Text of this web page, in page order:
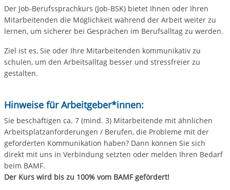
Der Job-Berufssprachkurs (Job-BSK) bietet Ihnen oder Ihren
Mitarbeitenden die Möglichkeit während der Arbeit weiter zu
lernen, um sicherer bei Gesprächen im Berufsalltag zu werden.
Ziel ist es, Sie oder Ihre Mitarbeitenden kommunikativ zu
schulen, um den Arbeitsalltag besser und stressfreier zu
gestalten.
Hinweise für Arbeitgeber*innen:
Sie beschäftigen ca. 7 (mind. 3) Mitarbeitende mit ähnlichen
Arbeitsplatzanforderungen / Berufen, die Probleme mit der
geforderten Kommunikation haben? Dann können Sie sich
direkt mit uns in Verbindung setzten oder melden Ihren Bedarf
beim BAMF.
Der Kurs wird bis zu 100% vom BAMF gefördert!